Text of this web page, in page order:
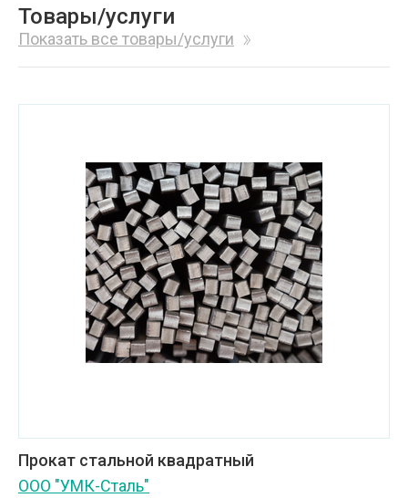
Товары/услуги
Показать все товары/услуги
Прокат стальной квадратный
ООО "УМК-Сталь"